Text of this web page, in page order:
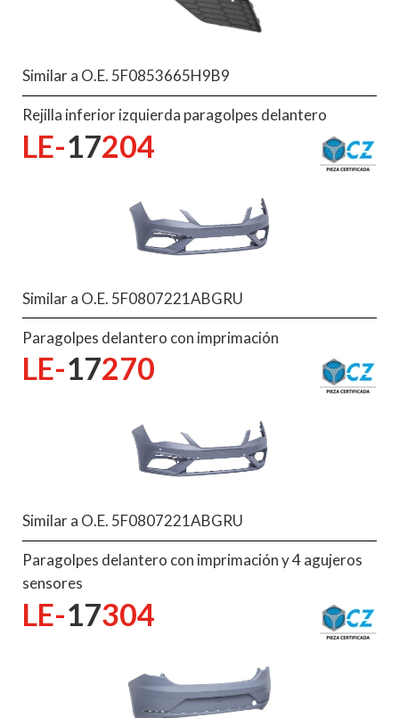
Similar a O.E. 5F0853665H9B9
Rejilla inferior izquierda paragolpes delantero
LE-17204
Similar a O.E. 5F0807221ABGRU
Paragolpes delantero con imprimación
LE-17270
Similar a O.E. 5F0807221ABGRU
Paragolpes delantero con imprimación y 4 agujeros
sensores
LE-17304